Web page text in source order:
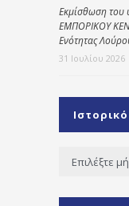
Εκμίσθωση του
ΕΜΠΟΡΙΚΟΥ
Ενότητας
31 Ιουλίου 2026
Ιστορικό
Ιστορικό